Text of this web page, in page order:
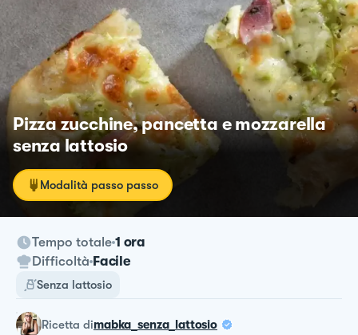
Pizza zucchine, pancetta e mozzarella
senza lattosio
Modalità passo passo
Tempo totale 1 ora
Difficoltà Facile
Senza lattosio
ricetta dimabka_senza_lattosio